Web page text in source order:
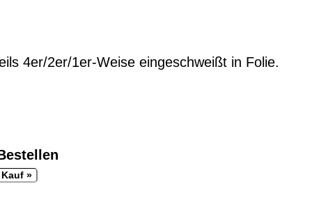
4er/2er/1er-Weise eingeschweißt in Folie.